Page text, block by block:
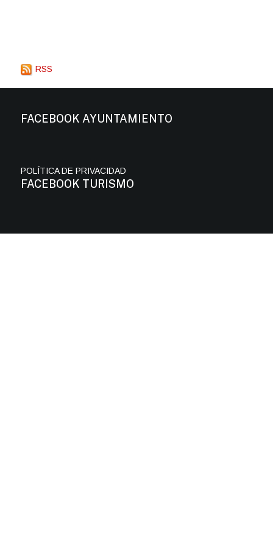
RSS
FACEBOOK AYUNTAMIENTO
POLÍTICA DE PRIVACIDAD
FACEBOOK TURISMO